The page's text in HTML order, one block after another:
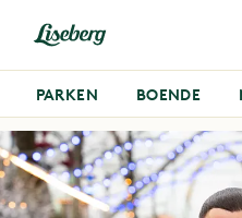
PARKEN BOENDE